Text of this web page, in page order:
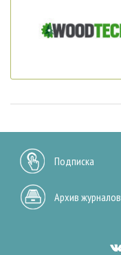
Подписка
Архив журналов